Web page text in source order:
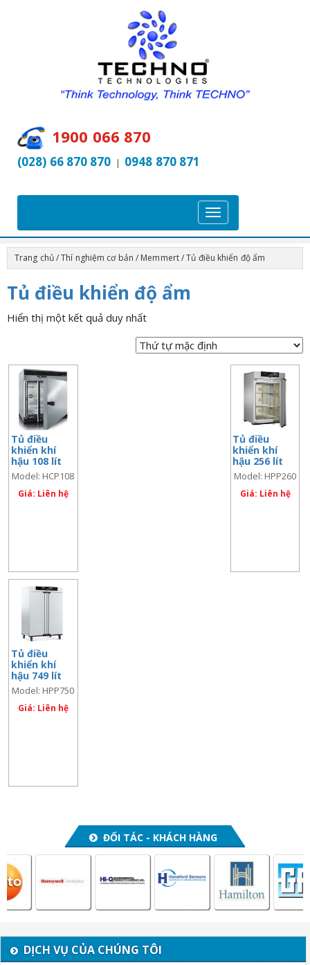
1900 066 870
(028) 66 870 870 | 0948 870 871
T
o
g
g
a
v
Trang chủ/Thí nghiệm cơ bản / Memmert/ Tủ điều khiển độ ẩm
Tủ điều khiển độ ẩm
Hiển thị một kết quả duy nhất
Tủ điều
khiển khí
hậu 108 lít
Model: HCP108
Giá: Liên hệ
Tủ điều
khiển khí
hậu 256 lít
Model: HPP260
Giá: Liên hệ
Tủ điều
khiển khí
hậu 749 lít
Model: HPP750
Giá: Liên hệ
ĐỐI TÁC - KHÁCH HÀNG
DỊCH VỤ CỦA CHÚNG TÔI